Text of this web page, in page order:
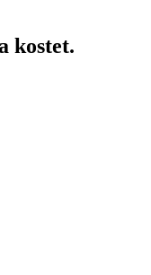
kostet.